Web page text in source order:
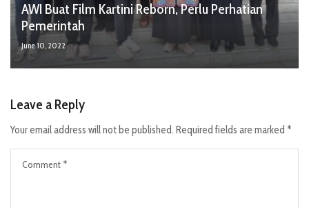
AWI Buat Film Kartini Reborn, Perlu Perhatian
Pemerintah
June 10, 2022
Leave a Reply
Your email address will not be published. Required fields are marked *